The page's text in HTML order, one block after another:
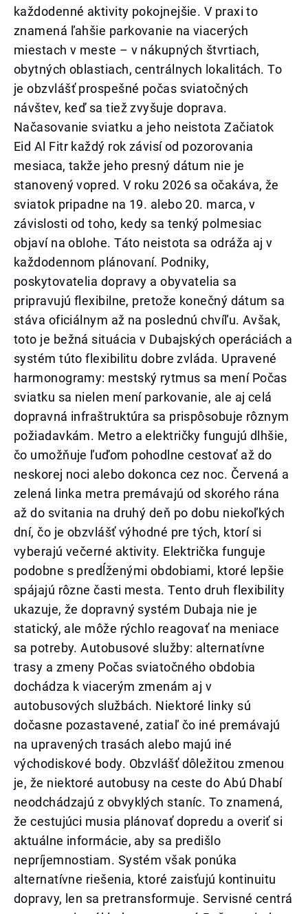
každodenné aktivity pokojnejšie. V praxi to
znamená ľahšie parkovanie na viacerých
miestach v meste – v nákupných štvrtiach,
obytných oblastiach, centrálnych lokalitách. To
je obzvlášť prospešné počas sviatočných
návštev, keď sa tiež zvyšuje doprava.
Načasovanie sviatku a jeho neistota Začiatok
Eid Al Fitr každý rok závisí od pozorovania
mesiaca, takže jeho presný dátum nie je
stanovený vopred. V roku 2026 sa očakáva, že
sviatok pripadne na 19. alebo 20. marca, v
závislosti od toho, kedy sa tenký polmesiac
objaví na oblohe. Táto neistota sa odráža aj v
každodennom plánovaní. Podniky,
poskytovatelia dopravy a obyvatelia sa
pripravujú flexibilne, pretože konečný dátum sa
stáva oficiálnym až na poslednú chvíľu. Avšak,
toto je bežná situácia v Dubajských operáciách a
systém túto flexibilitu dobre zvláda. Upravené
harmonogramy: mestský rytmus sa mení Počas
sviatku sa nielen mení parkovanie, ale aj celá
dopravná infraštruktúra sa prispôsobuje rôznym
požiadavkám. Metro a električky fungujú dlhšie,
čo umožňuje ľuďom pohodlne cestovať až do
neskorej noci alebo dokonca cez noc. Červená a
zelená linka metra premávajú od skorého rána
až do svitania na druhý deň po dobu niekoľkých
dní, čo je obzvlášť výhodné pre tých, ktorí si
vyberajú večerné aktivity. Električka funguje
podobne s predĺženými obdobiami, ktoré lepšie
spájajú rôzne časti mesta. Tento druh flexibility
ukazuje, že dopravný systém Dubaja nie je
statický, ale môže rýchlo reagovať na meniace
sa potreby. Autobusové služby: alternatívne
trasy a zmeny Počas sviatočného obdobia
dochádza k viacerým zmenám aj v
autobusových službách. Niektoré linky sú
dočasne pozastavené, zatiaľ čo iné premávajú
na upravených trasách alebo majú iné
východiskové body. Obzvlášť dôležitou zmenou
je, že niektoré autobusy na ceste do Abú Dhabí
neodchádzajú z obvyklých staníc. To znamená,
že cestujúci musia plánovať dopredu a overiť si
aktuálne informácie, aby sa predišlo
nepríjemnostiam. Systém však ponúka
alternatívne riešenia, ktoré zaisťujú kontinuitu
dopravy, len sa pretransformuje. Servisné centrá